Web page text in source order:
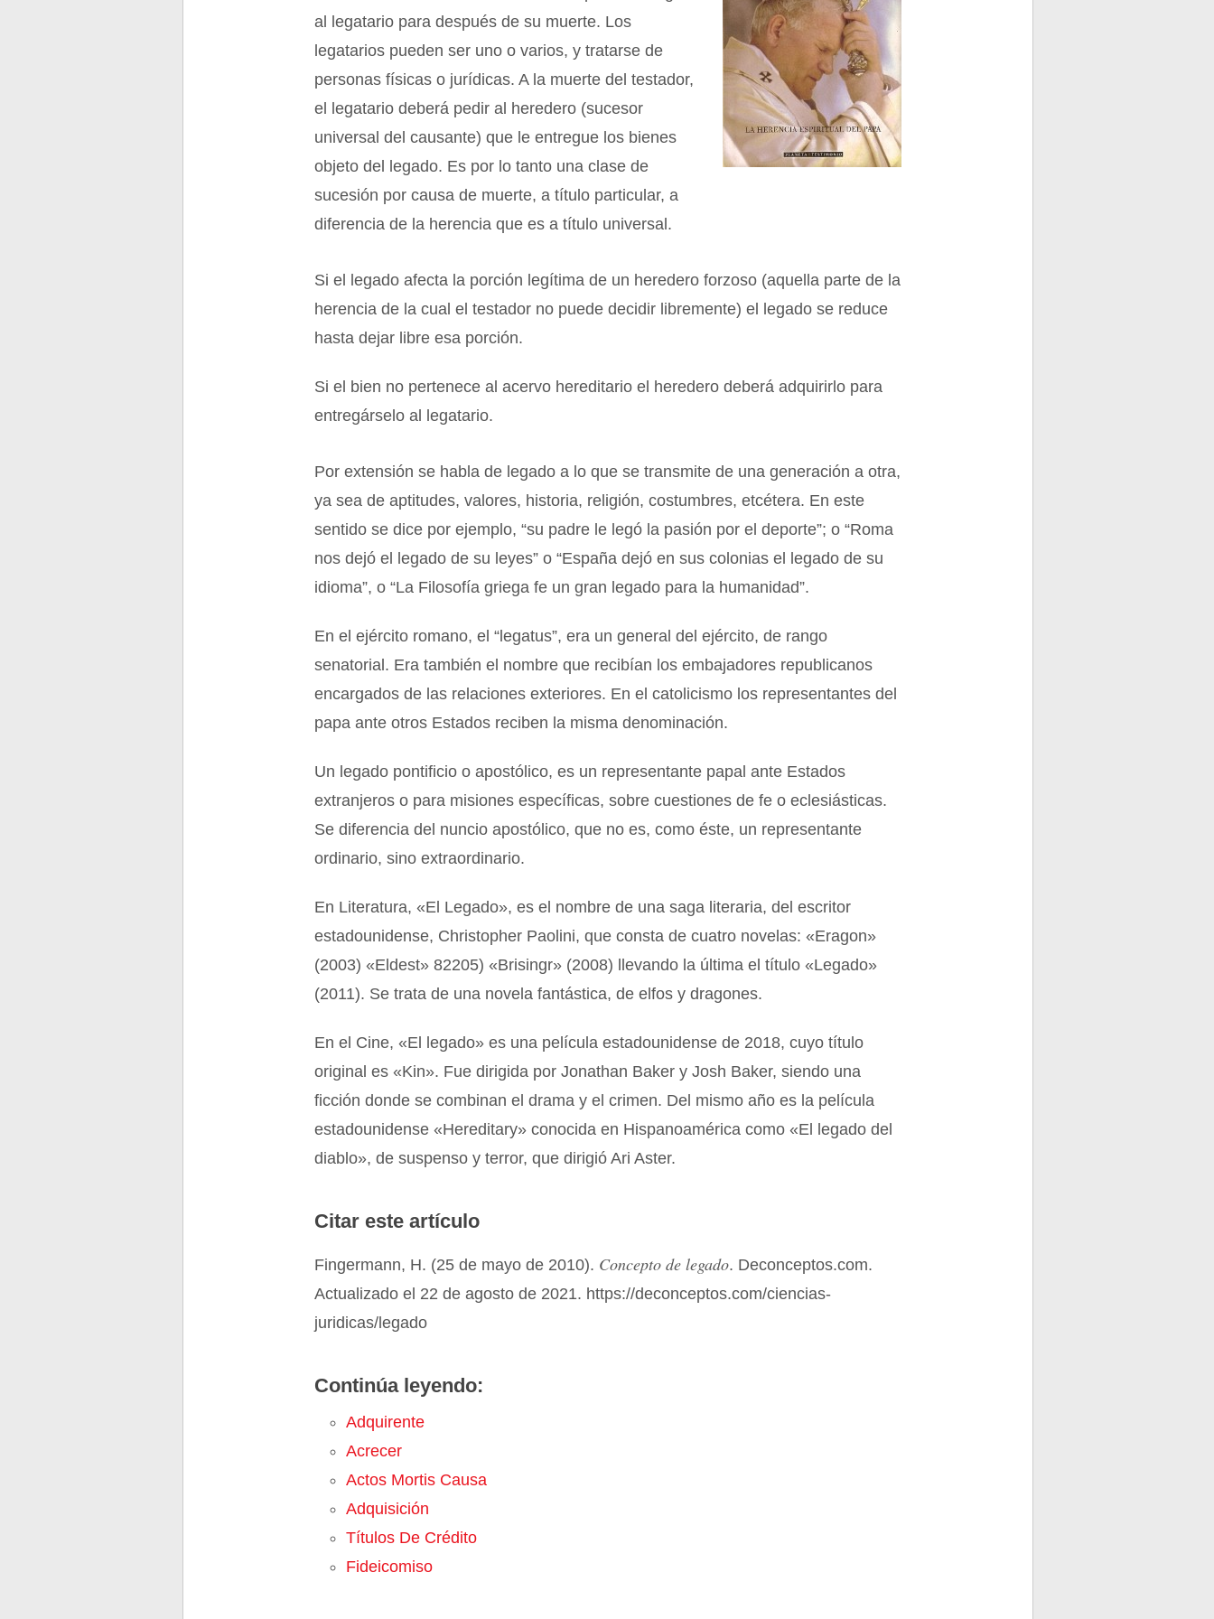
al legatario para después de su muerte. Los
legatarios pueden ser uno o varios, y tratarse de
personas físicas o jurídicas. A la muerte del testador,
el legatario deberá pedir al heredero (sucesor
universal del causante) que le entregue los bienes
objeto del legado. Es por lo tanto una clase de
sucesión por causa de muerte, a título particular, a
diferencia de la herencia que es a título universal.
Si el legado afecta la porción legítima de un heredero forzoso (aquella parte de la
herencia de la cual el testador no puede decidir libremente) el legado se reduce
hasta dejar libre esa porción.
Si el bien no pertenece al acervo hereditario el heredero deberá adquirirlo para
entregárselo al legatario.
Por extensión se habla de legado a lo que se transmite de una generación a otra,
ya sea de aptitudes, valores, historia, religión, costumbres, etcétera. En este
sentido se dice por ejemplo, “su padre le legó la pasión por el deporte”; o “Roma
nos dejó el legado de su leyes” o “España dejó en sus colonias el legado de su
idioma”, o “La Filosofía griega fe un gran legado para la humanidad”.
En el ejército romano, el “legatus”, era un general del ejército, de rango
senatorial. Era también el nombre que recibían los embajadores republicanos
encargados de las relaciones exteriores. En el catolicismo los representantes del
papa ante otros Estados reciben la misma denominación.
Un legado pontificio o apostólico, es un representante papal ante Estados
extranjeros o para misiones específicas, sobre cuestiones de fe o eclesiásticas.
Se diferencia del nuncio apostólico, que no es, como éste, un representante
ordinario, sino extraordinario.
En Literatura, «El Legado», es el nombre de una saga literaria, del escritor
estadounidense, Christopher Paolini, que consta de cuatro novelas: «Eragon»
(2003) «Eldest» 82205) «Brisingr» (2008) llevando la última el título «Legado»
(2011). Se trata de una novela fantástica, de elfos y dragones.
En el Cine, «El legado» es una película estadounidense de 2018, cuyo título
original es «Kin». Fue dirigida por Jonathan Baker y Josh Baker, siendo una
ficción donde se combinan el drama y el crimen. Del mismo año es la película
estadounidense «Hereditary» conocida en Hispanoamérica como «El legado del
diablo», de suspenso y terror, que dirigió Ari Aster.
Citar este artículo
Fingermann, H. (25 de mayo de 2010). Concepto de legado. Deconceptos.com.
Actualizado el 22 de agosto de 2021. https://deconceptos.com/ciencias-
juridicas/legado
Continúa leyendo:
Adquirente
Acrecer
Actos Mortis Causa
Adquisición
Títulos De Crédito
Fideicomiso